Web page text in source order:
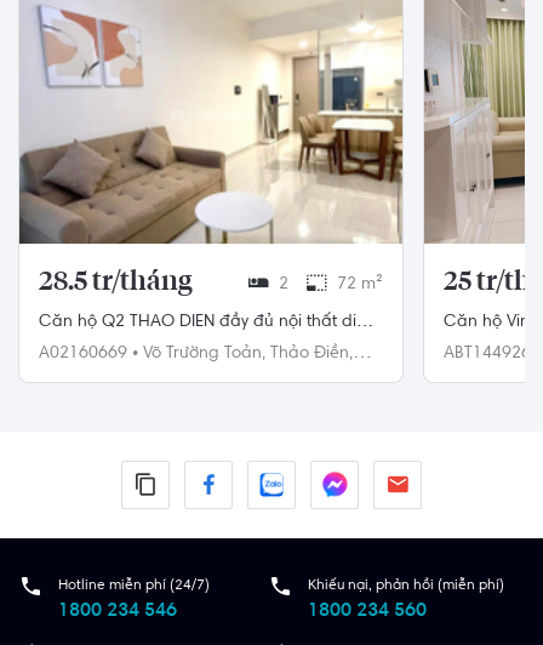
28.5 tr/tháng 2 72 m²
Căn hộ Q2 THAO DIEN đầy đủ nội thất diện
tích 72m²
A02160669 • Võ Trường Toản, Thảo Điền,
25 tr/
Căn hộ
thất diện
ABT144926
Hotline miễn phí (24/7)
1800 234 546
Khiếu nại, phản hồi (miễn phí)
1800 234 560